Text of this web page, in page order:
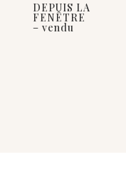
DEPUIS LA
FENÊTRE
– vendu